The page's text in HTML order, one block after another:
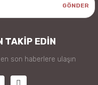
GÖNDER
TAKİP EDİN
son haberlere ulaşın